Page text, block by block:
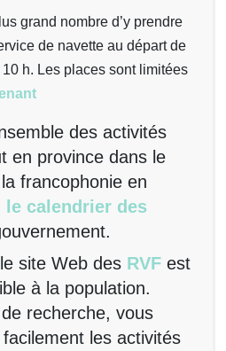
grand nombre d’y prendre
de navette au départ de
h. Les places sont limitées
des activités
en province dans le
francophonie en
le calendrier des
site Web des RVF est
à la population.
recherche, vous
les activités